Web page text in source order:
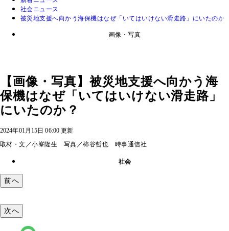
社会ニュース
被災地支援へ向かう海保機はなぜ「いてはいけない滑走路」にいたのか
画像・写真
【画像・写真】被災地支援へ向かう海
保機はなぜ「いてはいけない滑走路」
にいたのか？
2024年01月15日 06:00 更新
取材・文／小峯隆生 写真／柿谷哲也 時事通信社
社会
前へ
次へ